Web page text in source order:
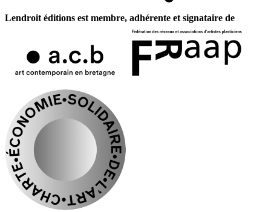
Lendroit éditions est membre, adhérente et signataire de